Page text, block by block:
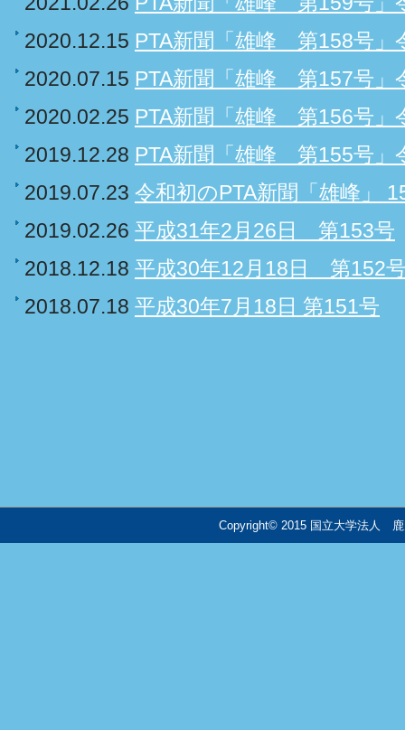
2020.12.15 PTA新聞「雄峰 第158号」
2020.07.15 PTA新聞「雄峰 第157号」
2020.02.25 PTA新聞「雄峰 第156号」
2019.12.28 PTA新聞「雄峰 第155号」
2019.07.23 令和初のPTA新聞「雄峰」
2019.02.26 平成31年2月26日 第153号
2018.12.18 平成30年12月18日 第152
2018.07.18 平成30年7月18日 第151号
Copyright© 2015 国立大学法人 鹿